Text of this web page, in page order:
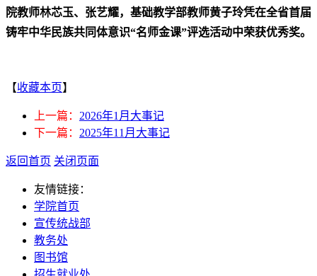
院教师林芯玉、张艺耀，基础教学部教师黄子玲凭在全省首届
铸牢中华民族共同体意识“名师金课”评选活动中荣获优秀奖。
【收藏本页】
上一篇： 2026年1月大事记
下一篇： 2025年11月大事记
返回首页 关闭页面
友情链接：
学院首页
宣传统战部
教务处
图书馆